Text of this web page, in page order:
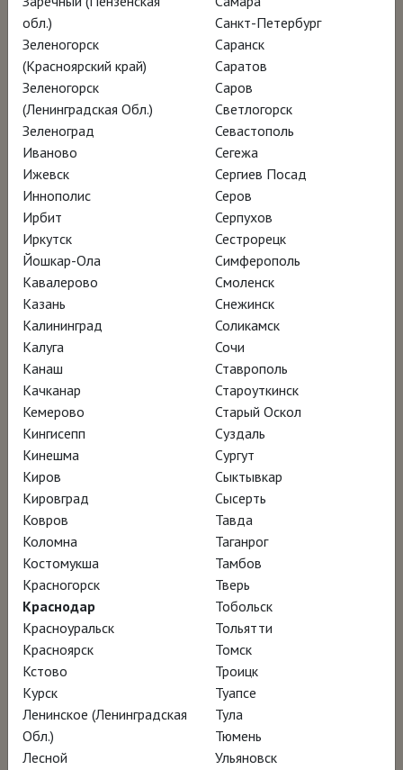
пугающие картины адских мук.
Съёмки проходили на юбилейной выставке
Иеронима Босха в Прадо и в музейном
«закулисье»: в фильме вы увидите
уникальные кадры реставрации «Сада
земных наслаждений» и даже то, как
осуществлялось рентгенографическое
исследование триптиха. Кураторы и
реставраторы рассказывают о контексте
эпохи и об уникальности фигуры Босха в
истории искусства. Спикеры, среди которых
писатели Орхан Памук и Салман Рушди,
оперная дива
Рене Флеминги
композитор Людовико Эйнауди, проводят
неожиданные параллели с другими
произведениями и даже видами искусства
и рассказывают о том, какое влияние Босх
и причудливые, фантастические и подчас
страшные образы «Сада земных
наслаждений» оказали на их творчество.
Запись лекции руководителя отдела
культуры Института Сервантеса в
Москве, искусствоведа, испаниста
ТАТЬЯНЫ ПИГАРЁВОЙ перед фильмом
«БОСХ: САД СНОВИДЕНИЙ»
обл.)
Зеленогорск
(Красноярский край)
Зеленогорск
(Ленинградская Обл.)
Зеленоград
Иваново
Ижевск
Иннополис
Ирбит
Иркутск
Йошкар-Ола
Кавалерово
Казань
Калининград
Калуга
Канаш
Качканар
Кемерово
Кингисепп
Кинешма
Киров
Кировград
Ковров
Коломна
Костомукша
Красногорск
Краснодар
Красноуральск
Красноярск
Кстово
Курск
Ленинское (Ленинградская
Обл.)
Лесной
Санкт-Петербург
Саранск
Саратов
Саров
Светлогорск
Севастополь
Сегежа
Сергиев Посад
Серов
Серпухов
Сестрорецк
Симферополь
Смоленск
Снежинск
Соликамск
Сочи
Ставрополь
Староуткинск
Старый Оскол
Суздаль
Сургут
Сыктывкар
Сысерть
Тавда
Таганрог
Тамбов
Тверь
Тобольск
Тольятти
Томск
Троицк
Туапсе
Тула
Тюмень
Ульяновск